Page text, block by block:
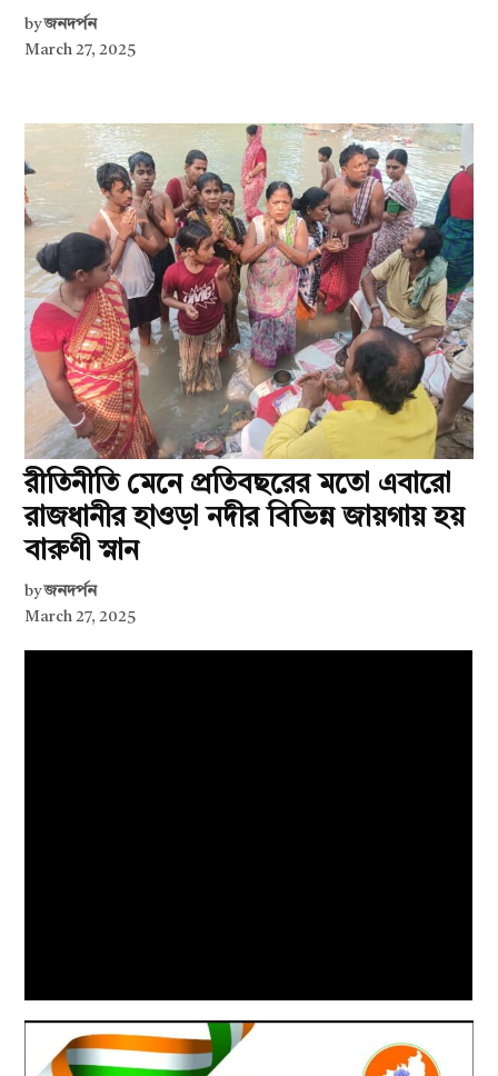
by জনদর্পন
March 27, 2025
রীতিনীতি মেনে প্রতিবছরের মতো এবারো
রাজধানীর হাওড়া নদীর বিভিন্ন জায়গায় হয়
বারুণী স্নান
by জনদর্পন
March 27, 2025